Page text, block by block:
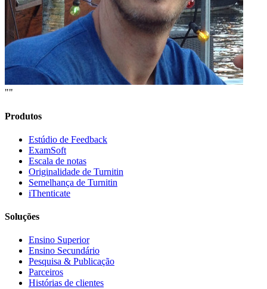
""
Produtos
Estúdio de Feedback
ExamSoft
Escala de notas
Originalidade de Turnitin
Semelhança de Turnitin
iThenticate
Soluções
Ensino Superior
Ensino Secundário
Pesquisa & Publicação
Parceiros
Histórias de clientes